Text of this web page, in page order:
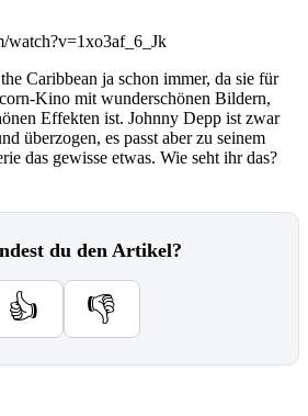
watch?v=1xo3af_6_Jk
Caribbean ja schon immer, da sie für
Kino mit wunderschönen Bildern,
Effekten ist. Johnny Depp ist zwar
überzogen, es passt aber zu seinem
das gewisse etwas. Wie seht ihr das?
du den Artikel?
👍 👎